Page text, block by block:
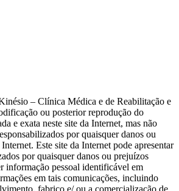
– Clínica Médica e de Reabilitação e
ou posterior reprodução do
e exata neste site da Internet, mas não
por quaisquer danos ou
Este site da Internet pode apresentar
por quaisquer danos ou prejuízos
informação pessoal identificável em
em tais comunicações, incluindo
fabrico e/ ou a comercialização de